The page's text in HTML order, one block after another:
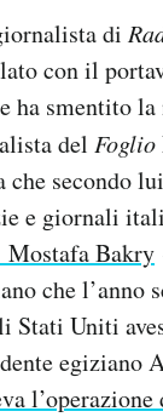
di
con il
ha smentito
del Foglio
che secondo
e giornali
Bakry
che l’anno
Stati Uniti
egiziano